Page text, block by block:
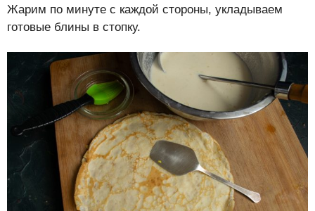
Жарим по минуте с каждой стороны, укладываем
готовые блины в стопку.